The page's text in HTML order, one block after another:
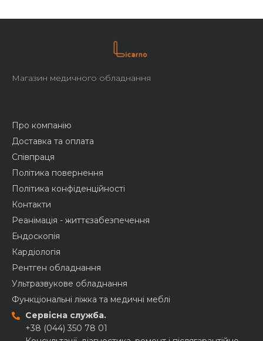
Магазин медичного обладнання
Про компанію
Доставка та оплата
Співпраця
Політика повернення
Політика конфіденційності
Контакти
Реанімація - життєзабезпечення
Ендоскопія
Кардіологія
Рентген обладнання
Ультразвукове обладнання
Функціональні ліжка та медичні меблі
Сервісна служба.
+38 (044) 350 78 01